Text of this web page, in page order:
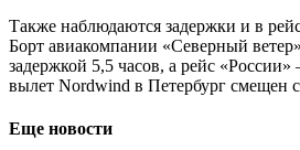
Также наблюдаются задержки и в
Борт авиакомпании «Северный
задержкой 5,5 часов, а рейс «России»
вылет Nordwind в Петербург смещен
Еще новости